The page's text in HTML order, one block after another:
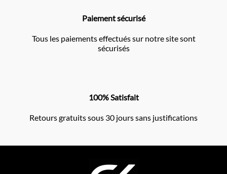
Paiement sécurisé
Tous les paiements effectués sur notre site sont
sécurisés
100% Satisfait
Retours gratuits sous 30 jours sans justifications